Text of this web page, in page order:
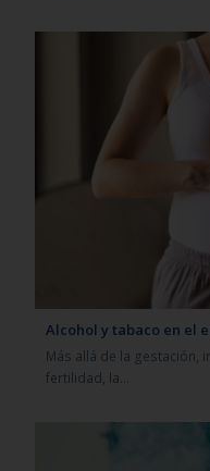
Alcohol y tabaco en el
Más allá de la gestación,
fertilidad, la…